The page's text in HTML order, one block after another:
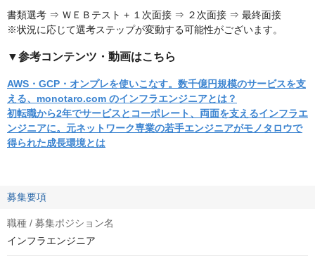
書類選考 ⇒ ＷＥＢテスト + １次面接 ⇒ ２次面接 ⇒ 最終面接
※状況に応じて選考ステップが変動する可能性がございます。
▼参考コンテンツ・動画はこちら
AWS・GCP・オンプレを使いこなす。数千億円規模のサービスを支
える、monotaro.com のインフラエンジニアとは？
初転職から2年でサービスとコーポレート、両面を支えるインフラエ
ンジニアに。元ネットワーク専業の若手エンジニアがモノタロウで
得られた成長環境とは
募集要項
職種 / 募集ポジション名
インフラエンジニア